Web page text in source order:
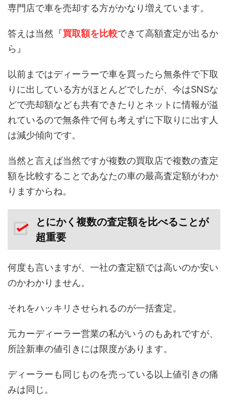
専門店で車を売却する方がかなり増えています。
答えは当然『買取額を比較できて高額査定が出るか
ら』
以前まではディーラーで車を買ったら無条件で下取
りに出している方がほとんどでしたが、今はSNSな
どで売却額なども共有できたりとネットに情報が溢
れているので無条件で何も考えずに下取りに出す人
は減少傾向です。
当然と言えば当然ですが複数の買取店で複数の査定
額を比較することであなたの車の最高査定額がわか
りますからね。
とにかく複数の査定額を比べることが
超重要
何度も言いますが、一社の査定額では高いのか安い
のかわかりません。
それをハッキリさせられるのが一括査定。
元カーディーラー営業の私がいうのもあれですが、
所詮新車の値引きには限度があります。
ディーラーも同じものを売っている以上値引きの痛
みは同じ。